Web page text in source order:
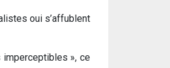
oui s’affublent
imperceptibles », ce